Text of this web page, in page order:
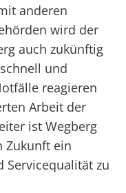
anderen
wird der
auch zukünftig
und
reagieren
Arbeit der
ist Wegberg
Zukunft ein
Servicequalität zu